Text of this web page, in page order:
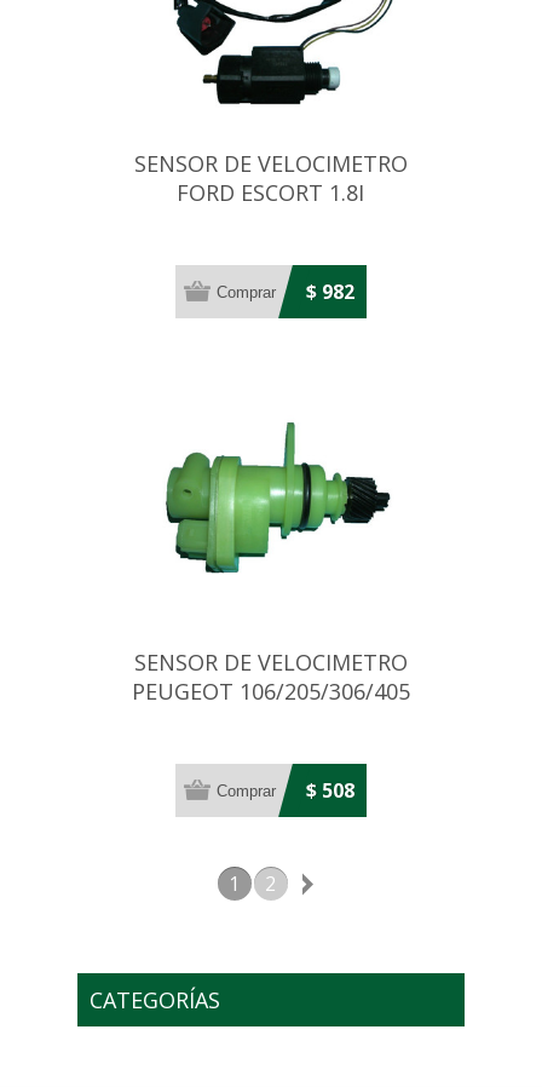
SENSOR DE VELOCIMETRO
FORD ESCORT 1.8I
$ 982
SENSOR DE VELOCIMETRO
PEUGEOT 106/205/306/405
$ 508
1 2
CATEGORÍAS